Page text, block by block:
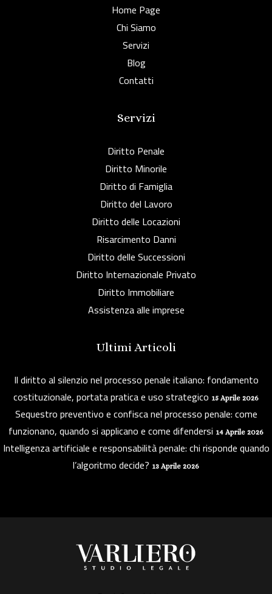
Home Page
Chi Siamo
Servizi
Blog
Contatti
Servizi
Diritto Penale
Diritto Minorile
Diritto di Famiglia
Diritto del Lavoro
Diritto delle Locazioni
Risarcimento Danni
Diritto delle Successioni
Diritto Internazionale Privato
Diritto Immobiliare
Assistenza alle imprese
Ultimi Articoli
Il diritto al silenzio nel processo penale italiano: fondamento
costituzionale, portata pratica e uso strategico 15 Aprile 2026
Sequestro preventivo e confisca nel processo penale: come
funzionano, quando si applicano e come difendersi 14 Aprile 2026
Intelligenza artificiale e responsabilità penale: chi risponde quando
l’algoritmo decide? 13 Aprile 2026